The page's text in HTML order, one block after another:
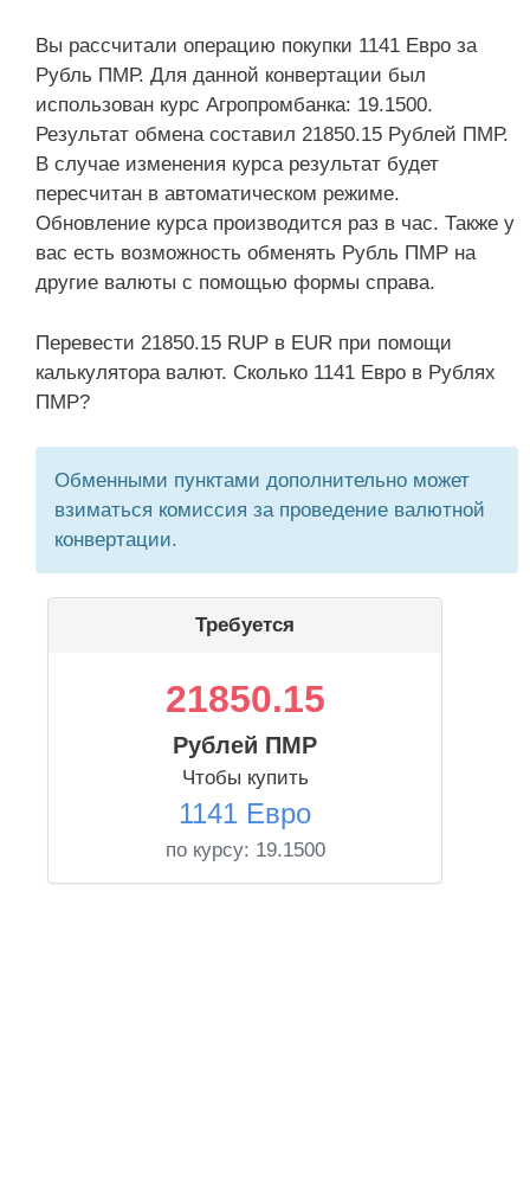
Вы рассчитали операцию покупки 1141 Евро за
Рубль ПМР. Для данной конвертации был
использован курс Агропромбанка: 19.1500.
Результат обмена составил 21850.15 Рублей ПМР.
В случае изменения курса результат будет
пересчитан в автоматическом режиме.
Обновление курса производится раз в час. Также у
вас есть возможность обменять Рубль ПМР на
другие валюты с помощью формы справа.
Перевести 21850.15 RUP в EUR при помощи
калькулятора валют. Сколько 1141 Евро в Рублях
ПМР?
Обменными пунктами дополнительно может
взиматься комиссия за проведение валютной
конвертации.
Требуется
21850.15
Рублей ПМР
Чтобы купить
1141 Евро
по курсу: 19.1500